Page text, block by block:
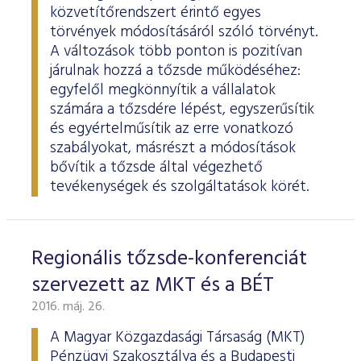
ESG Útmutató
közvetítőrendszert érintő egyes
törvények módosításáról szóló törvényt.
A változások több ponton is pozitívan
járulnak hozzá a tőzsde működéséhez:
egyfelől megkönnyítik a vállalatok
számára a tőzsdére lépést, egyszerűsítik
és egyértelműsítik az erre vonatkozó
szabályokat, másrészt a módosítások
bővítik a tőzsde által végezhető
tevékenységek és szolgáltatások körét.
Regionális tőzsde-konferenciát
szervezett az MKT és a BÉT
2016. máj. 26.
A Magyar Közgazdasági Társaság (MKT)